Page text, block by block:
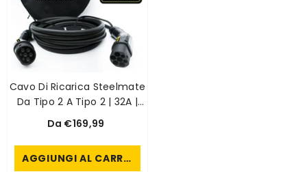
Cavo Di Ricarica Steelmate
Da Tipo 2 A Tipo 2 | 32A |
22KW | Trifase | 5 O 10 Metri
Da €169,99
AGGIUNGI AL CARRELLO